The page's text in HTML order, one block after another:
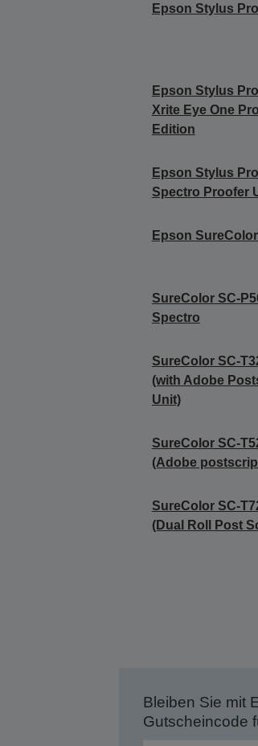
Epson Stylus
Epson Stylus
Xrite Eye One
Edition
Epson Stylus
Spectro Proofer
Epson
SureColor SC-
Spectro
SureColor SC-
(with Adobe
Unit)
SureColor SC-
(Adobe
SureColor SC-
(Dual Roll Post
Bleiben Sie mit
Gutscheincode